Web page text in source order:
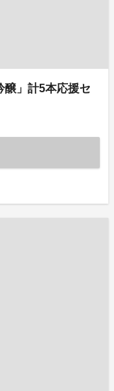
醸」計5本応援セ